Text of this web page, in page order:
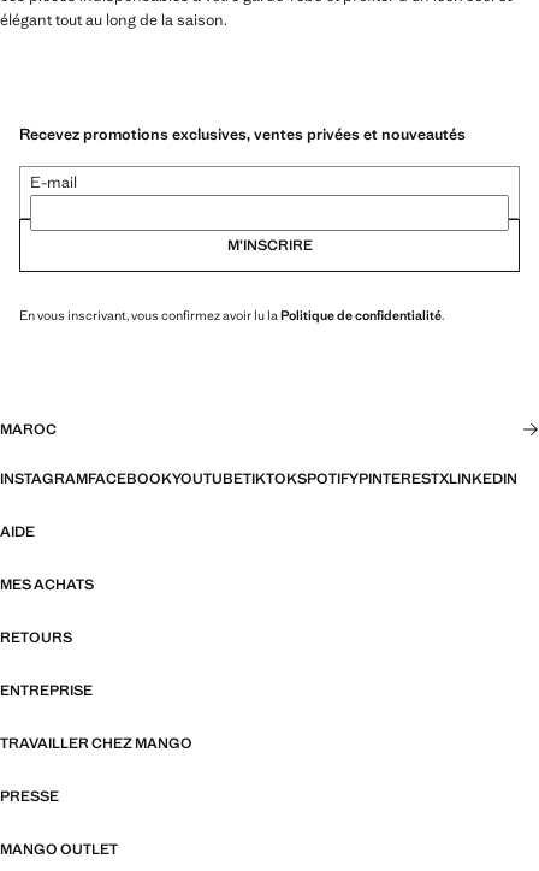
élégant tout au long de la saison.
Recevez promotions exclusives, ventes privées et nouveautés
E-mail
M’INSCRIRE
En vous inscrivant, vous confirmez avoir lu la Politique de confidentialité.
MAROC
INSTAGRAMFACEBOOKYOUTUBETIKTOKSPOTIFYPINTERESTXLINKEDIN
AIDE
MES ACHATS
RETOURS
ENTREPRISE
TRAVAILLER CHEZ MANGO
PRESSE
MANGO OUTLET